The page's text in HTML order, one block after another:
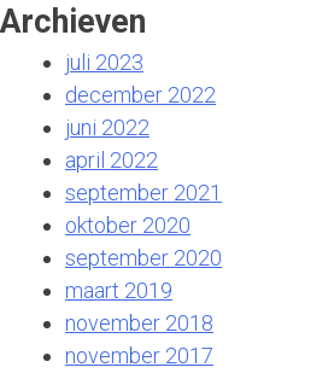
Archieven
juli 2023
december 2022
juni 2022
april 2022
september 2021
oktober 2020
september 2020
maart 2019
november 2018
november 2017